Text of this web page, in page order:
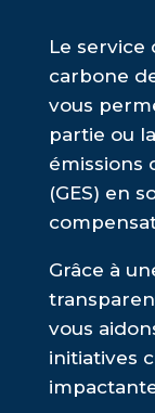
Le service
carbone
vous
partie ou
émissions
(GES) en
Grâce à
vous
initiatives